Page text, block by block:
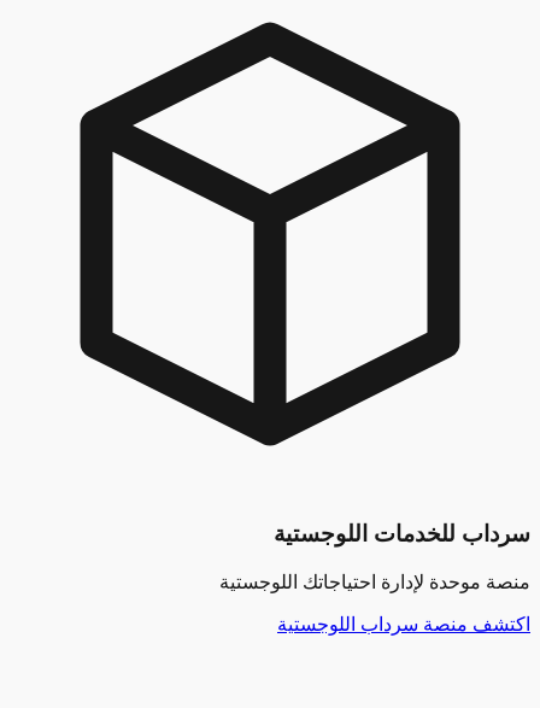
للخدمات اللوجستية
لإدارة احتياجاتك اللوجستية
منصة سرداب اللوجستية